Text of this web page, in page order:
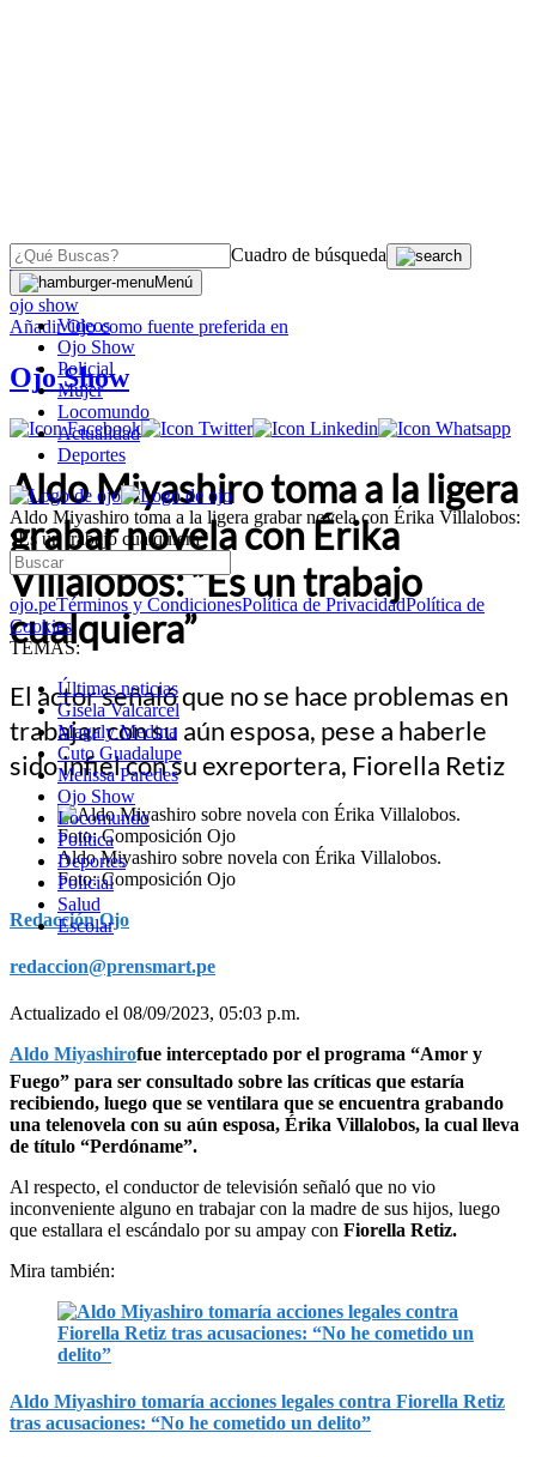
Cuadro de búsqueda
Menú
Videos
Ojo Show
Policial
Mujer
Locomundo
Actualidad
Deportes
Aldo Miyashiro toma a la ligera grabar novela con Érika Villalobos:
“Es un trabajo cualquiera”
ojo.peTérminos y CondicionesPolítica de PrivacidadPolítica de
Cookies
TEMAS:
Últimas noticias
Gisela Valcarcel
Magaly Medina
Cuto Guadalupe
Melissa Paredes
Ojo Show
Locomundo
Política
Deportes
Policial
Salud
Escolar
OJO
ojo show
AñadirOjocomo fuente preferida en
Ojo Show
Aldo Miyashiro toma a la ligera
grabar novela con Érika
Villalobos: “Es un trabajo
cualquiera”
El actor señaló que no se hace problemas en
trabajar con su aún esposa, pese a haberle
sido infiel con su exreportera, Fiorella Retiz
Aldo Miyashiro sobre novela con Érika Villalobos.
Foto: Composición Ojo
Redacción Ojo
redaccion@prensmart.pe
Actualizado el 08/09/2023, 05:03 p.m.
Aldo Miyashirofue interceptado por el programa “Amor y
Fuego” para ser consultado sobre las críticas que estaría
recibiendo, luego que se ventilara que se encuentra grabando
una telenovela con su aún esposa, Érika Villalobos, la cual lleva
de título “Perdóname”.
Al respecto, el conductor de televisión señaló que no vio
inconveniente alguno en trabajar con la madre de sus hijos, luego
que estallara el escándalo por su ampay con Fiorella Retiz.
Mira también:
Aldo Miyashiro tomaría acciones legales contra Fiorella Retiz
tras acusaciones: “No he cometido un delito”